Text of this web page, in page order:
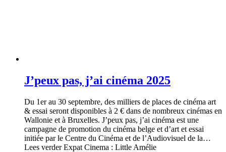
J’peux pas, j’ai cinéma 2025
Du 1er au 30 septembre, des milliers de places de cinéma art
& essai seront disponibles à 2 € dans de nombreux cinémas en
Wallonie et à Bruxelles. J’peux pas, j’ai cinéma est une
campagne de promotion du cinéma belge et d’art et essai
initiée par le Centre du Cinéma et de l’Audiovisuel de la…
Lees verder Expat Cinema : Little Amélie